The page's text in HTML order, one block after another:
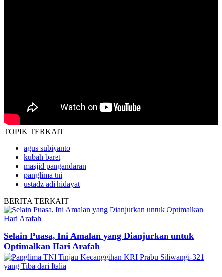
TOPIK TERKAIT
agus subiyanto
kubah baret
masjid pangandaran
panglima tni
ustadz adi hidayat
BERITA TERKAIT
Selain Puasa, Ini Amalan yang Dianjurkan untuk
Optimalkan Hari Arafah